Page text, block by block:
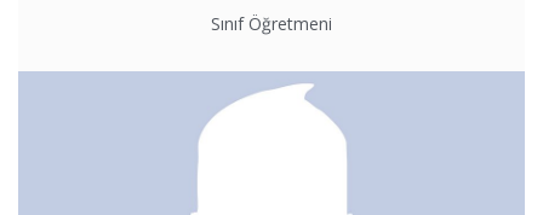
Sınıf Öğretmeni